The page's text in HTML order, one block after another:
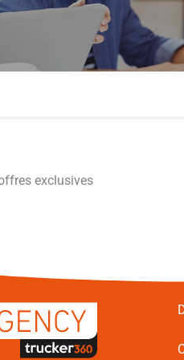
exclusives